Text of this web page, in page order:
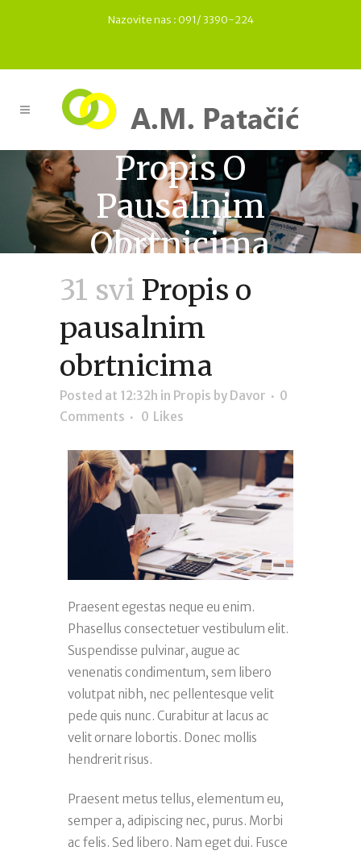
Nazovite nas :091/ 3390-224
Propis O
Pausalnim
Obrtnicima
31 svi Propis o
pausalnim
obrtnicima
Posted at 12:32h in Propis by Davor
0
Comments
0 Likes
Praesent egestas neque eu enim.
Phasellus consectetuer vestibulum elit.
Suspendisse pulvinar, augue ac
venenatis condimentum, sem libero
volutpat nibh, nec pellentesque velit
pede quis nunc. Curabitur at lacus ac
velit ornare lobortis. Donec mollis
hendrerit risus.
Praesent metus tellus, elementum eu,
semper a, adipiscing nec, purus. Morbi
ac felis. Sed libero. Nam eget dui. Fusce